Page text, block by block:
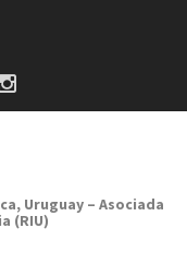
Uruguay – Asociada
(RIU)